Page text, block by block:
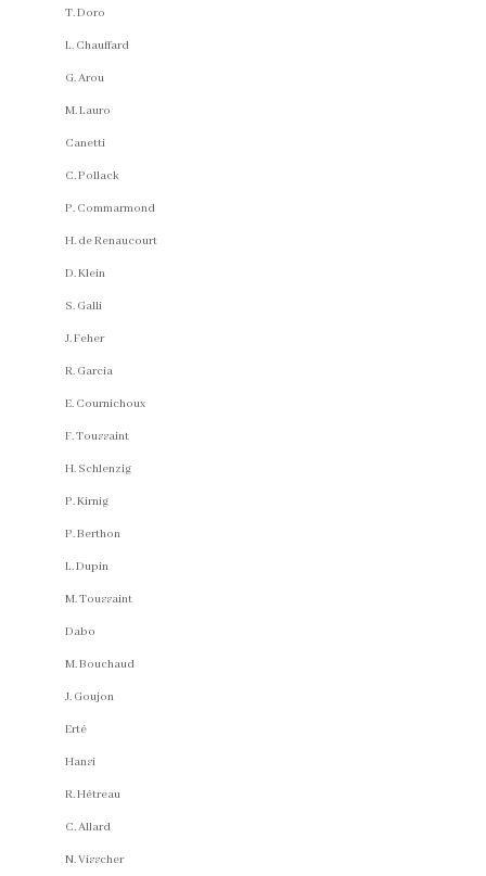
T. Doro
L. Chauffard
G. Arou
M. Lauro
Canetti
C. Pollack
P. Commarmond
H. de Renaucourt
D. Klein
S. Galli
J. Feher
R. Garcia
E. Cournichoux
F. Toussaint
H. Schlenzig
P. Kirnig
P. Berthon
L. Dupin
M. Toussaint
Dabo
M. Bouchaud
J. Goujon
Erté
Hansi
R. Hétreau
C. Allard
N. Visscher